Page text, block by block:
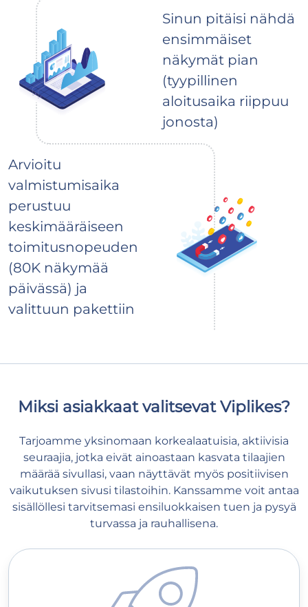
Sinun pitäisi nähdä
ensimmäiset
näkymät pian
(tyypillinen
aloitusaika riippuu
jonosta)
Arvioitu
valmistumisaika
perustuu
keskimääräiseen
toimitusnopeuden
(80K näkymää
päivässä) ja
valittuun pakettiin
Miksi asiakkaat valitsevat Viplikes?
Tarjoamme yksinomaan korkealaatuisia, aktiivisia
seuraajia, jotka eivät ainoastaan kasvata tilaajien
määrää sivullasi, vaan näyttävät myös positiivisen
vaikutuksen sivusi tilastoihin. Kanssamme voit antaa
sisällöllesi tarvitsemasi ensiluokkaisen tuen ja pysyä
turvassa ja rauhallisena.